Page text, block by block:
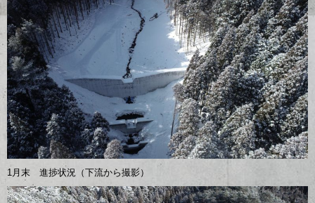
1月末 進捗状況（下流から撮影）